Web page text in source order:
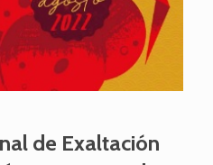
de Exaltación